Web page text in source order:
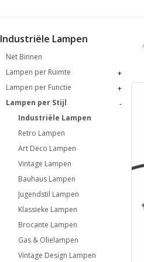
Industriële Lampen
Net Binnen
Lampen per Ruimte
+
Lampen per Functie
+
Lampen per Stijl
-
Industriële Lampen
Retro Lampen
Art Deco Lampen
Vintage Lampen
Bauhaus Lampen
Jugendstil Lampen
Klassieke Lampen
Brocante Lampen
Gas & Olielampen
Vintage Design Lampen